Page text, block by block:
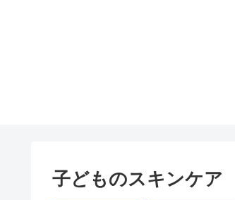
子どものスキンケア